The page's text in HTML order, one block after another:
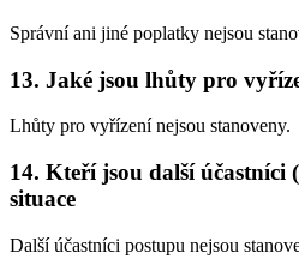
Správní ani jiné poplatky nejsou
13. Jaké jsou lhůty pro
Lhůty pro vyřízení nejsou stanoveny.
14. Kteří jsou další účastníci
situace
Další účastníci postupu nejsou